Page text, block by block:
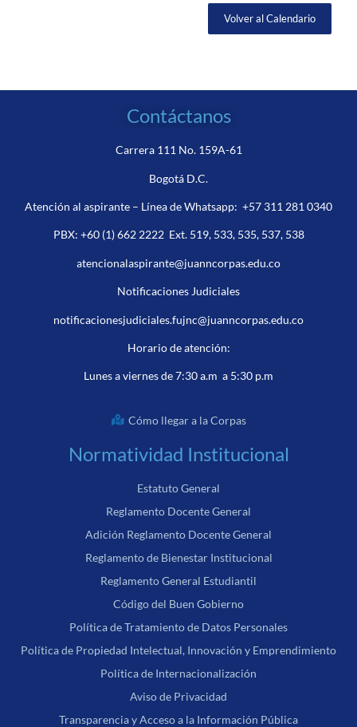
Volver al Calendario
Contáctanos
Carrera 111 No. 159A-61
Bogotá D.C.
Atención al aspirante – Línea de Whatsapp: +57 311 281 0340
PBX: +60 (1) 662 2222Ext. 519, 533, 535, 537, 538
atencionalaspirante@juanncorpas.edu.co
Notificaciones Judiciales
notificacionesjudiciales.fujnc@juanncorpas.edu.co
Horario de atención:
Lunes a viernes de 7:30 a.m a 5:30 p.m
Cómo llegar a la Corpas
Normatividad Institucional
Estatuto General
Reglamento Docente General
Adición Reglamento Docente General
Reglamento de Bienestar Institucional
Reglamento General Estudiantil
Código del Buen Gobierno
Política de Tratamiento de Datos Personales
Política de Propiedad Intelectual, Innovación y Emprendimiento
Política de Internacionalización
Aviso de Privacidad
Transparencia y Acceso a la Información Pública